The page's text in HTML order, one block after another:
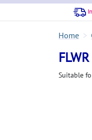
Home
Suitable